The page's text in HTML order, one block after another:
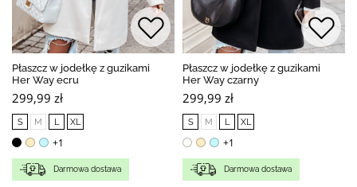
Płaszcz w jodełkę z guzikami
Her Way ecru
299,99 zł
S M L XL
+1
Darmowa dostawa
Płaszcz w jodełkę z guzikami
Her Way czarny
299,99 zł
S M L XL
+1
Darmowa dostawa